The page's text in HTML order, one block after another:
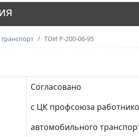
ТОИ Р-200-06-95
Согласовано
с ЦК профсоюза
автомобильного